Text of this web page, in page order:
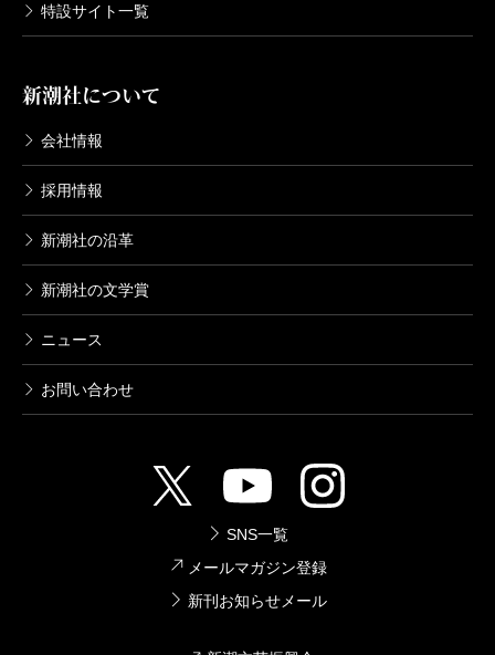
特設サイト一覧
新潮社について
会社情報
採用情報
新潮社の沿革
新潮社の文学賞
ニュース
お問い合わせ
SNS一覧
メールマガジン登録
新刊お知らせメール